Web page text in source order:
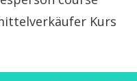
Kurs